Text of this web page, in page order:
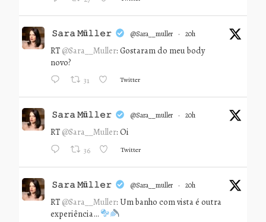
𝚂𝚊𝚛𝚊 𝙼ü𝚕𝚕𝚎𝚛 @sara__muller · 20h
RT @Sara__Muller: Gostaram do meu body
novo?
31 Twitter
𝚂𝚊𝚛𝚊 𝙼ü𝚕𝚕𝚎𝚛 @sara__muller · 20h
RT @Sara__Muller: Oi
36 Twitter
𝚂𝚊𝚛𝚊 𝙼ü𝚕𝚕𝚎𝚛 @sara__muller · 20h
RT @Sara__Muller: Um banho com vista é outra
experiência…